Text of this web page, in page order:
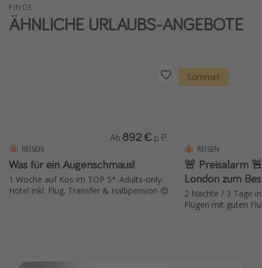
FINDE
ÄHNLICHE URLAUBS-ANGEBOTE
REISEN
Was für ein Augenschmaus!
1 Woche auf Kos im TOP 5*-Adults-only-
Hotel inkl. Flug, Transfer & Halbpension 😍
Ab 892 € p. P.
Sommer
REISEN
🚨 Preisalarm
London zum
2 Nächte / 3 Tage
Flügen mit guten